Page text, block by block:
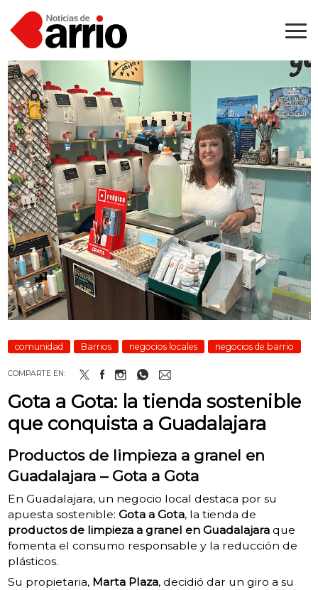
comunidad Barrios negocios locales negocios de barrio
COMPARTE EN:
Gota a Gota: la tienda sostenible
que conquista a Guadalajara
Productos de limpieza a granel en
Guadalajara – Gota a Gota
En Guadalajara, un negocio local destaca por su
apuesta sostenible: Gota a Gota, la tienda de
productos de limpieza a granel en Guadalajaraque
fomenta el consumo responsable y la reducción de
plásticos.
Su propietaria, Marta Plaza, decidió dar un giro a su